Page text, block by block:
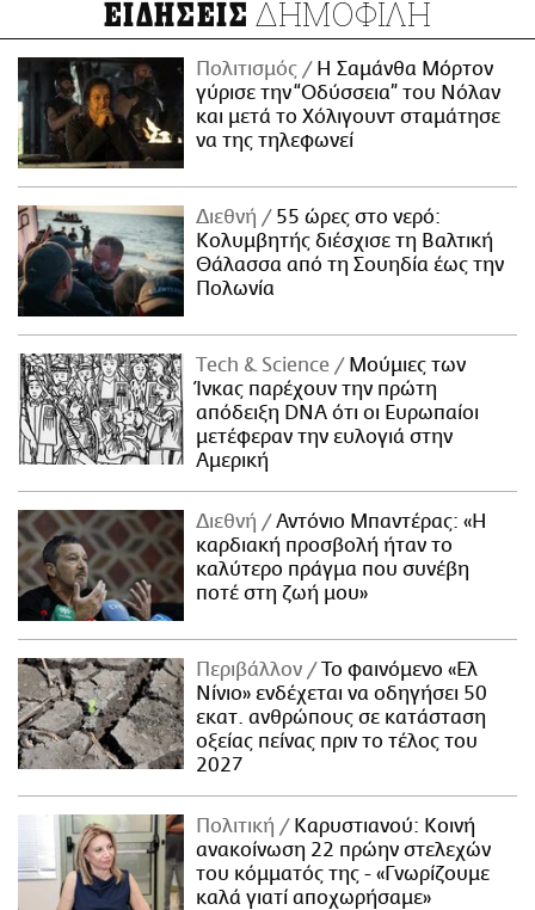
ΕΙΔΗΣΕΙΣ ΔΗΜΟΦΙΛΗ
Πολιτισμός
Η Σαμάνθα Μόρτον
γύρισε την “Οδύσσεια” του Νόλαν
και μετά το Χόλιγουντ σταμάτησε
να της τηλεφωνεί
Διεθνή
55 ώρες στο νερό:
Κολυμβητής διέσχισε τη Βαλτική
Θάλασσα από τη Σουηδία έως την
Πολωνία
Τech & Science
Μούμιες των
Ίνκας παρέχουν την πρώτη
απόδειξη DNA ότι οι Ευρωπαίοι
μετέφεραν την ευλογιά στην
Αμερική
Διεθνή
Αντόνιο Μπαντέρας: «Η
καρδιακή προσβολή ήταν το
καλύτερο πράγμα που συνέβη
ποτέ στη ζωή μου»
Περιβάλλον
Το φαινόμενο «Ελ
Νίνιο» ενδέχεται να οδηγήσει 50
εκατ. ανθρώπους σε κατάσταση
οξείας πείνας πριν το τέλος του
2027
Πολιτική
Καρυστιανού: Κοινή
ανακοίνωση 22 πρώην στελεχών
του κόμματός της - «Γνωρίζουμε
καλά γιατί αποχωρήσαμε»